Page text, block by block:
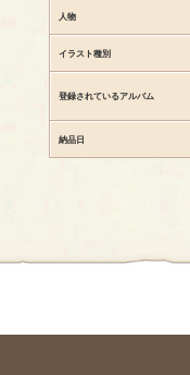
人物
イラスト種別
登録されているアルバム
納品日